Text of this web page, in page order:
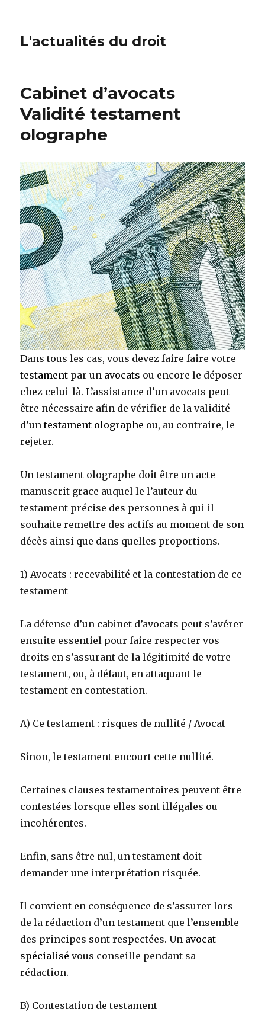
L'actualités du droit
Cabinet d’avocats
Validité testament
olographe
Dans tous les cas, vous devez faire faire votre
testament par un avocats ou encore le déposer
chez celui-là. L’assistance d’un avocats peut-
être nécessaire afin de vérifier de la validité
d’untestament olographe ou, au contraire, le
rejeter.
Un testament olographe doit être un acte
manuscrit grace auquel le l’auteur du
testament précise des personnes à qui il
souhaite remettre des actifs au moment de son
décès ainsi que dans quelles proportions.
1) Avocats : recevabilité et la contestation de ce
testament
La défense d’un cabinet d’avocats peut s’avérer
ensuite essentiel pour faire respecter vos
droits en s’assurant de la légitimité de votre
testament, ou, à défaut, en attaquant le
testament en contestation.
A) Ce testament : risques de nullité / Avocat
Sinon, le testament encourt cette nullité.
Certaines clauses testamentaires peuvent être
contestées lorsque elles sont illégales ou
incohérentes.
Enfin, sans être nul, un testament doit
demander une interprétation risquée.
Il convient en conséquence de s’assurer lors
de la rédaction d’un testament que l’ensemble
des principes sont respectées. Un avocat
spécialisé vous conseille pendant sa
rédaction.
B) Contestation de testament